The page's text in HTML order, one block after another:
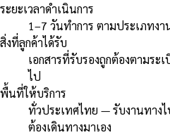
ระยะเวลาดำเนินการ
1–7 วันทำการ ตามประเภทง
สิ่งที่ลูกค้าได้รับ
เอกสารที่รับรองถูกต้องตามร
ไป
พื้นที่ให้บริการ
ทั่วประเทศไทย — รับงานทา
ต้องเดินทางมาเอง